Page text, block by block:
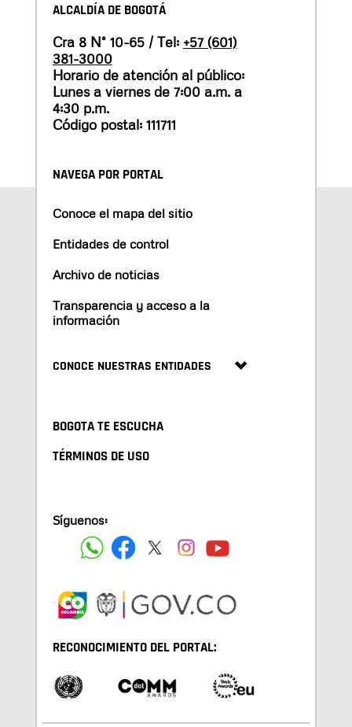
ALCALDÍA DE BOGOTÁ
Cra 8 N° 10-65 / Tel: +57 (601)
381-3000
Horario de atención al público:
Lunes a viernes de 7:00 a.m. a
4:30 p.m.
Código postal: 111711
NAVEGA POR PORTAL
Conoce el mapa del sitio
Entidades de control
Archivo de noticias
Transparencia y acceso a la
información
CONOCE NUESTRAS ENTIDADES
BOGOTA TE ESCUCHA
TÉRMINOS DE USO
Síguenos:
RECONOCIMIENTO DEL PORTAL: